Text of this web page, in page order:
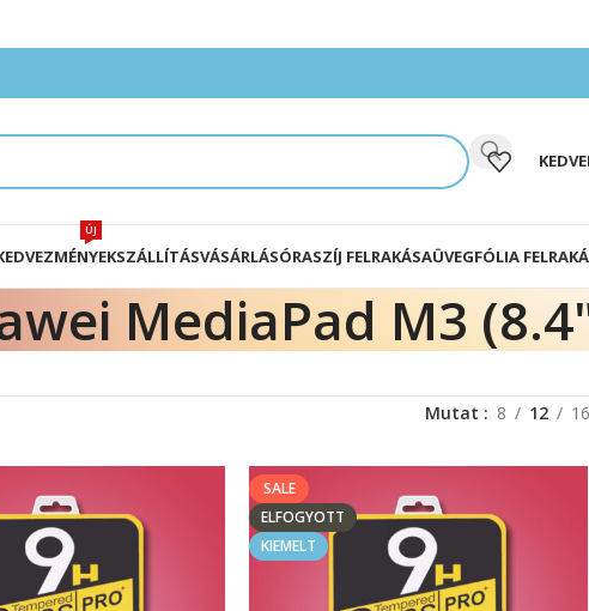
ÚJ
SZÁLLÍTÁSVÁSÁRLÁSÓRASZÍJ FELRAKÁSAÜVEGFÓLIA
MediaPad M3
Mutat 8 12 16
SALE
ELFOGYOTT
KIEMELT